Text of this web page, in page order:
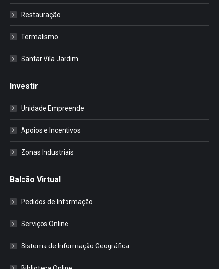
Restauração
Termalismo
Santar Vila Jardim
Investir
Unidade Empreende
Apoios e Incentivos
Zonas Industriais
Balcão Virtual
Pedidos de Informação
Serviços Online
Sistema de Informação Geográfica